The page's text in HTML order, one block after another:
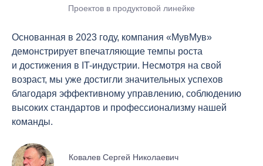
5
6
7
8
9
4
5
6
7
8
Проектов в продуктовой линейке
Основанная в 2023 году, компания «МувМув»
демонстрирует впечатляющие темпы роста
и достижения в IT-индустрии. Несмотря на свой
возраст, мы уже достигли значительных успехов
благодаря эффективному управлению, соблюдению
высоких стандартов и профессионализму нашей
команды.
Ковалев Сергей Николаевич